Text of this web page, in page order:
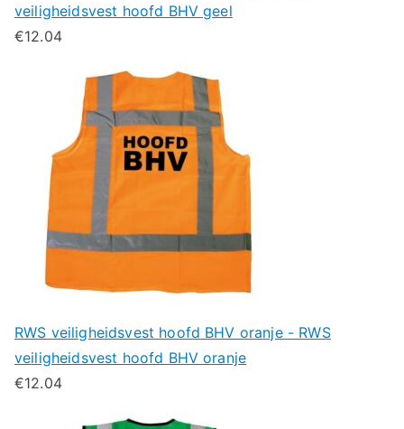
veiligheidsvest hoofd BHV geel
€12.04
RWS veiligheidsvest hoofd BHV oranje - RWS
veiligheidsvest hoofd BHV oranje
€12.04